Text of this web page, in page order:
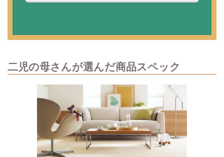
二児の母さんが選んだ商品スペック